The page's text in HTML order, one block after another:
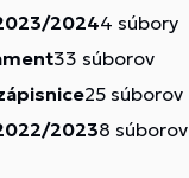
20244 súbory
33 súborov
25 súborov
20238 súborov